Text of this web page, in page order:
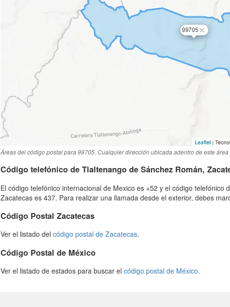
Áreas del código postal para 99705. Cualquier dirección ubicada adentro de este
Código telefónico de Tlaltenango de Sánchez Román,
El código telefónico internacional de Mexico es +52 y el código telefónico
Zacatecas es 437. Para realizar una llamada desde el exterior, debes
Código Postal Zacatecas
Ver el listado del código postal de Zacatecas.
Código Postal de México
Ver el listado de estados para buscar el código postal de México.